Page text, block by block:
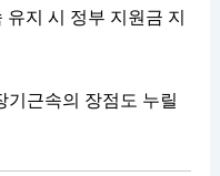
지 시 정부 지원금 지
기근속의 장점도 누릴